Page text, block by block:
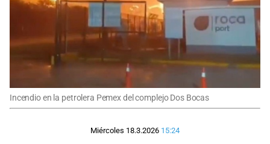
Incendio en la petrolera Pemex del complejo Dos Bocas
Miércoles 18.3.2026 15:24